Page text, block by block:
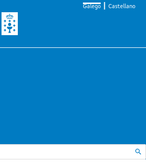
Galego Castellano